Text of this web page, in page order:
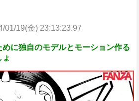
01/19(金) 23:13:23.97
に独自のモデルとモーション作る